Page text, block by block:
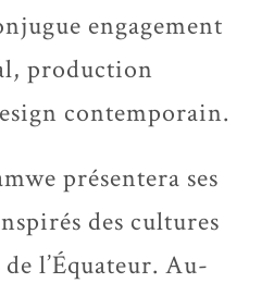
engagement
production
contemporain.
présentera ses
des cultures
l’Équateur. Au-